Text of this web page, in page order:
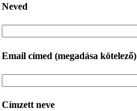
Neved
Email címed (megadása kötelező)
Címzett neve